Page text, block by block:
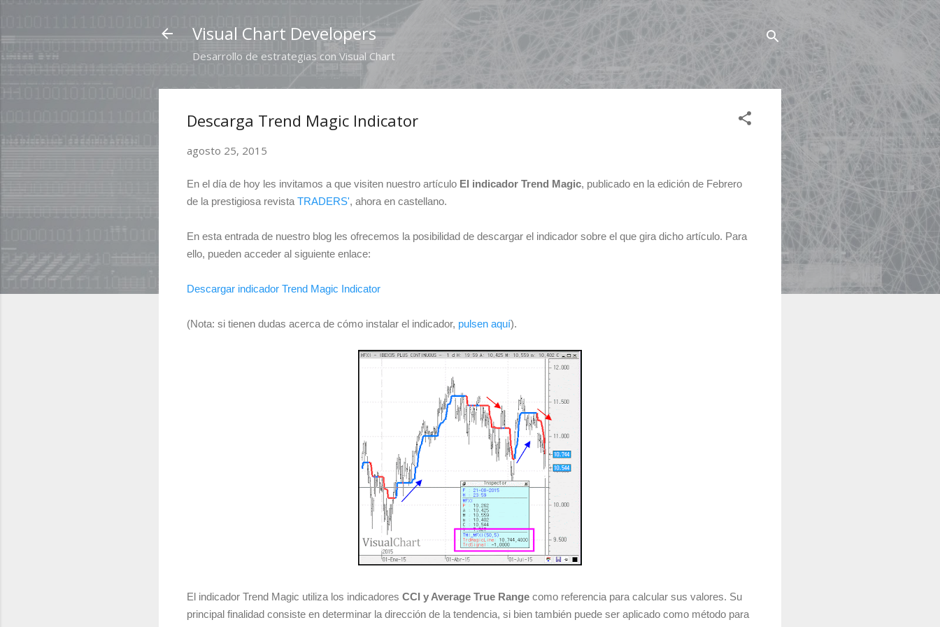
Ir al contenido principal
Visual Chart Developers
Desarrollo de estrategias con Visual Chart
Descarga Trend Magic Indicator
agosto 25, 2015
En el día de hoy les invitamos a que visiten nuestro artículo El indicador Trend Magic, publicado en la edición de Febrero
de la prestigiosa revista TRADERS', ahora en castellano.
En esta entrada de nuestro blog les ofrecemos la posibilidad de descargar el indicador sobre el que gira dicho artículo. Para
ello, pueden acceder al siguiente enlace:
Descargar indicador Trend Magic Indicator
(Nota: si tienen dudas acerca de cómo instalar el indicador, pulsen aquí).
El indicador Trend Magic utiliza los indicadores CCI y Average True Range como referencia para calcular sus valores. Su
principal finalidad consiste en determinar la dirección de la tendencia, si bien también puede ser aplicado como método para